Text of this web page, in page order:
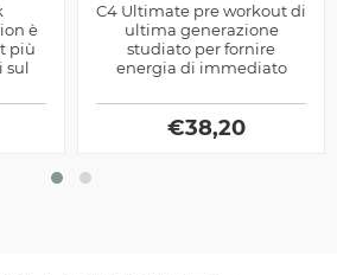
è
più
sul
C4 Ultimate pre workout di
ultima generazione
studiato per fornire
energia di immediato
muscolare, resistenza e
concentrazione mentale
€38,20